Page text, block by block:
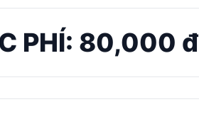
PHÍ: 80,000 đ